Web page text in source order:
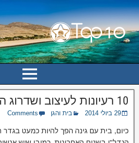
10 רעיונות לעיצוב ושדרוג הגינה
29 ביולי 2014 בית והגן Comments
כיום, בית עם גינה הפך להיות כמעט בגדר